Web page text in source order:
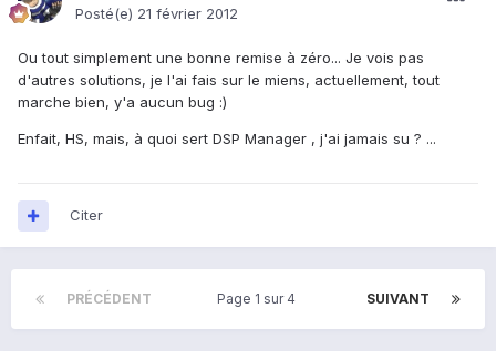
Posté(e) 21 février 2012
Ou tout simplement une bonne remise à zéro... Je vois pas
d'autres solutions, je l'ai fais sur le miens, actuellement, tout
marche bien, y'a aucun bug :)
Enfait, HS, mais, à quoi sert DSP Manager , j'ai jamais su ? ...
Citer
PRÉCÉDENT SUIVANT
Page 1 sur 4